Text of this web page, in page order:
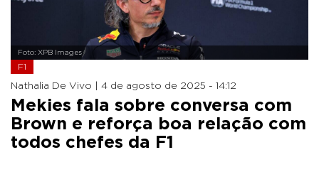
Foto: XPB Images
F1
Nathalia De Vivo | 4 de agosto de 2025 - 14:12
Mekies fala sobre conversa com
Brown e reforça boa relação com
todos chefes da F1